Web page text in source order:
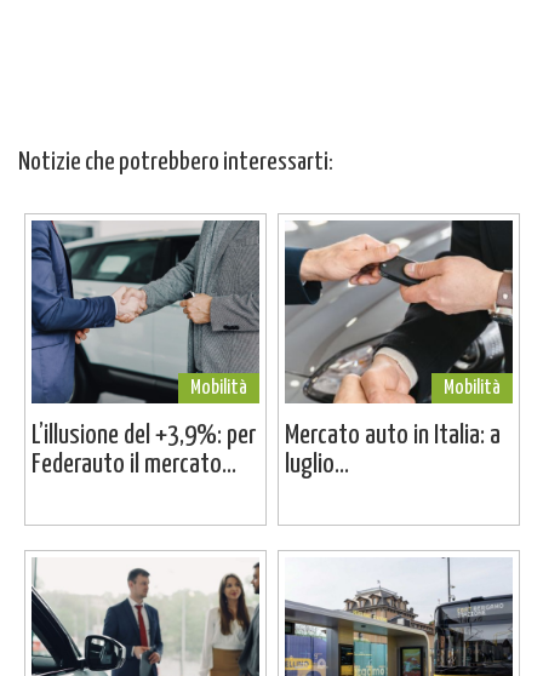
Notizie che potrebbero interessarti:
Mobilità
L’illusione del +3,9%: per
Federauto il mercato...
Mobilità
Mercato auto in Italia: a
luglio...